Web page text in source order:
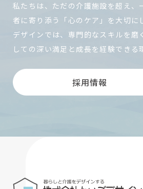
私たちは、ただの介護施設を超え、
者に寄り添う「心のケア」を大切に
デザインでは、専門的なスキルを磨
しての深い満足と成長を経験できる
採用情報